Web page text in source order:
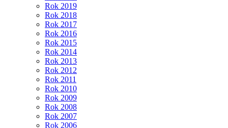
Rok 2019
Rok 2018
Rok 2017
Rok 2016
Rok 2015
Rok 2014
Rok 2013
Rok 2012
Rok 2011
Rok 2010
Rok 2009
Rok 2008
Rok 2007
Rok 2006